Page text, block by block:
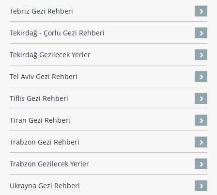
Tebriz Gezi Rehberi
Tekirdağ - Çorlu Gezi Rehberi
Tekirdağ Gezilecek Yerler
Tel Aviv Gezi Rehberi
Tiflis Gezi Rehberi
Tiran Gezi Rehberi
Trabzon Gezi Rehberi
Trabzon Gezilecek Yerler
Ukrayna Gezi Rehberi